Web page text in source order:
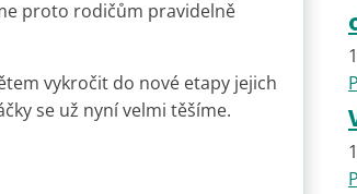
proto rodičům pravidelně
vykročit do nové etapy jejich
se už nyní velmi těšíme.